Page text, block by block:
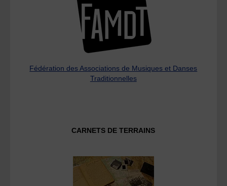
Fédération des Associations de Musiques et Danses
Traditionnelles
CARNETS DE TERRAINS